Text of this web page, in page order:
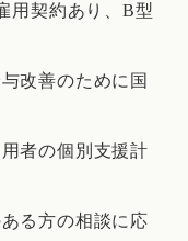
用契約あり、B型
善のために国
の個別支援計
方の相談に応